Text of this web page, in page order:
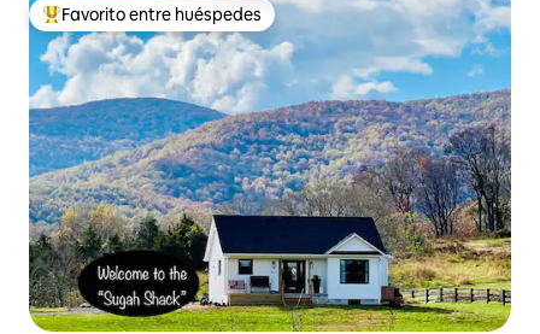
Favorito entre huéspedes preferido
Favorito entre huéspedes